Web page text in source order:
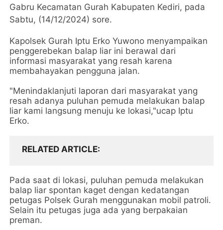
Gabru Kecamatan Gurah Kabupaten Kediri, pada
Sabtu, (14/12/2024) sore.
Kapolsek Gurah Iptu Erko Yuwono menyampaikan
penggerebekan balap liar ini berawal dari
informasi masyarakat yang resah karena
membahayakan pengguna jalan.
"Menindaklanjuti laporan dari masyarakat yang
resah adanya puluhan pemuda melakukan balap
liar kami langsung menuju ke lokasi,"ucap Iptu
Erko.
RELATED ARTICLE
Pada saat di lokasi, puluhan pemuda melakukan
balap liar spontan kaget dengan kedatangan
petugas Polsek Gurah menggunakan mobil patroli.
Selain itu petugas juga ada yang berpakaian
preman.